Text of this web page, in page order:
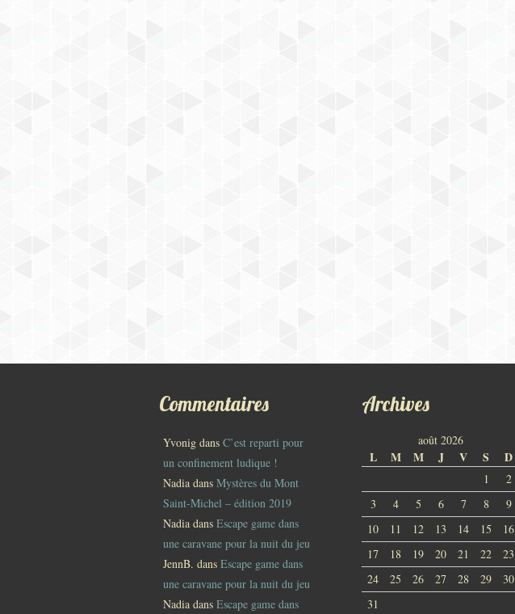
Commentaires
Yvonig dans C’est reparti pour
un confinement ludique !
Nadia dans Mystères du Mont
Saint-Michel – édition 2019
Nadia dans Escape game dans
une caravane pour la nuit du jeu
JennB. dans Escape game dans
une caravane pour la nuit du jeu
Nadia dans Escape game dans
Archives
août 2026
L M M J V S D
1
2
3
4 5 6 7 8
9
10
11 12 13 14 15
16
17
18 19 20 21 22
23
24
25 26 27 28 29
30
31